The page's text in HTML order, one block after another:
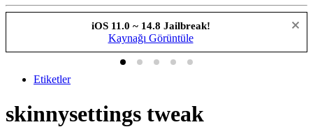
iOS 11.0 ~ 14.8 Jailbreak!
Kaynağı Görüntüle
Etiketler
skinnysettings tweak